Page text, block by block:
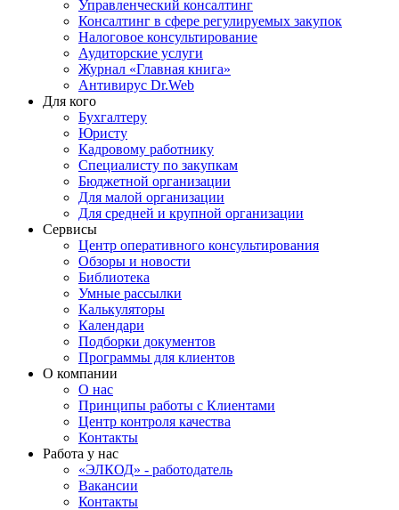
Управленческий консалтинг
Консалтинг в сфере регулируемых закупок
Налоговое консультирование
Аудиторские услуги
Журнал «Главная книга»
Антивирус Dr.Web
Для кого
Бухгалтеру
Юристу
Кадровому работнику
Специалисту по закупкам
Бюджетной организации
Для малой организации
Для средней и крупной организации
Сервисы
Центр оперативного консультирования
Обзоры и новости
Библиотека
Умные рассылки
Калькуляторы
Календари
Подборки документов
Программы для клиентов
О компании
О нас
Принципы работы с Клиентами
Центр контроля качества
Контакты
Работа у нас
«ЭЛКОД» - работодатель
Вакансии
Контакты